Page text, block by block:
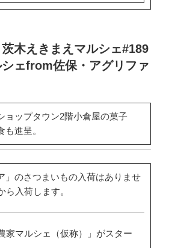
木えきまえマルシェ#189
シェfrom佐保・アグリファ
ョップタウン2階小倉屋の菓子
も進呈。
」のさつまいもの入荷はありませ
ら入荷します。
家マルシェ（仮称）」がスター